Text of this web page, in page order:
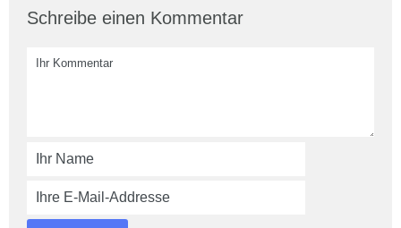
Schreibe einen Kommentar